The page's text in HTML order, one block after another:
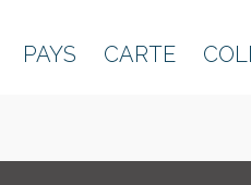
PAYS CARTE